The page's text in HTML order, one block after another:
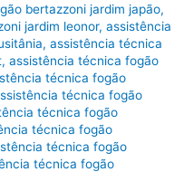
bertazzoni jardim japão,
jardim leonor,assistência
,assistência técnica
,assistência técnica fogão
técnica fogão
técnica fogão
técnica fogão
técnica fogão
técnica fogão
técnica fogão